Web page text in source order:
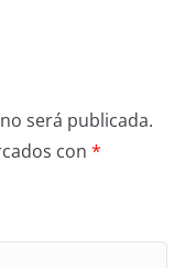
será publicada.
con *